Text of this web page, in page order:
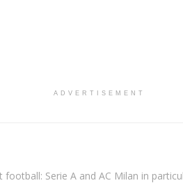
ADVERTISEMENT
Serie A and AC Milan in